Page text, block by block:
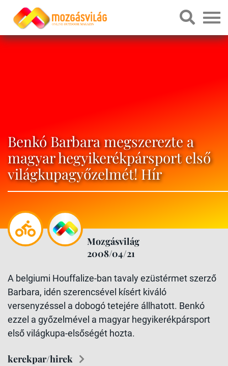
Benkó Barbara megszerezte a
magyar hegyikerékpársport első
világkupagyőzelmét! Hír
Mozgásvilág
2008/04/21
A belgiumi Houffalize-ban tavaly ezüstérmet szerző
Barbara, idén szerencsével kísért kiváló
versenyzéssel a dobogó tetejére állhatott. Benkó
ezzel a győzelmével a magyar hegyikerékpársport
első világkupa-elsőségét hozta.
kerekpar/hirek